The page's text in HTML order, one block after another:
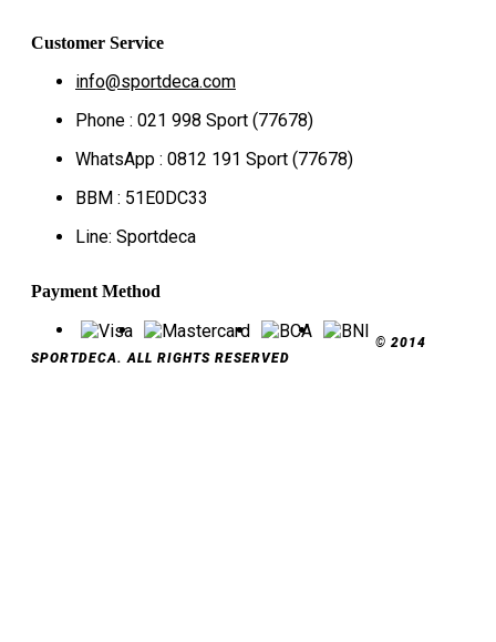
Customer Service
info@sportdeca.com
Phone : 021 998 Sport (77678)
WhatsApp : 0812 191 Sport (77678)
BBM : 51E0DC33
Line: Sportdeca
Payment Method
© 2014
SPORTDECA. ALL RIGHTS RESERVED